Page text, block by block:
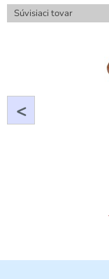
Súvisiaci tovar
<